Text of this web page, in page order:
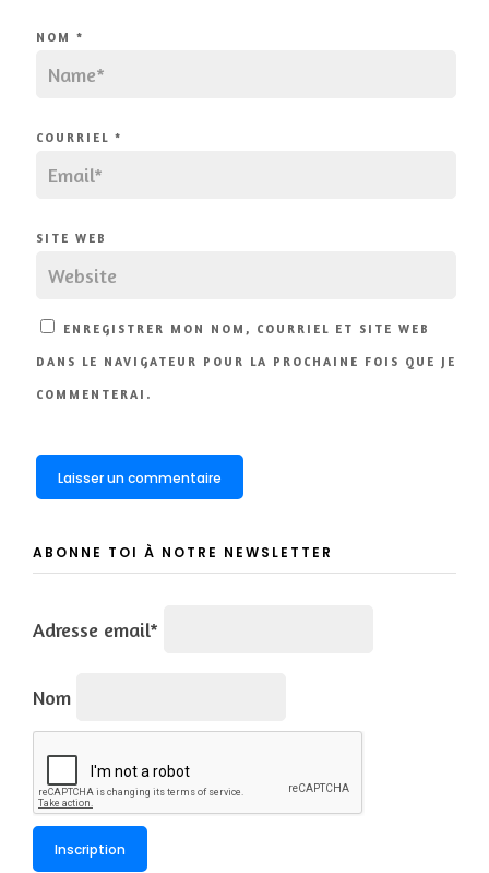
NOM *
COURRIEL *
SITE WEB
ENREGISTRER MON NOM, COURRIEL ET SITE WEB
DANS LE NAVIGATEUR POUR LA PROCHAINE FOIS QUE JE
COMMENTERAI.
ABONNE TOI À NOTRE NEWSLETTER
Adresse email*
Nom